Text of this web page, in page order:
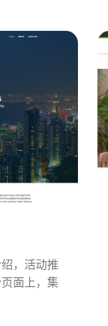
，活动推
面上，集